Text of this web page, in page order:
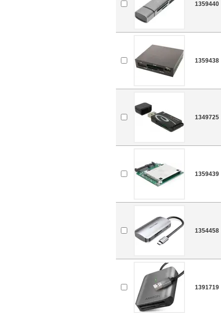
1359440
1359438
1349725
1359439
1354458
1391719